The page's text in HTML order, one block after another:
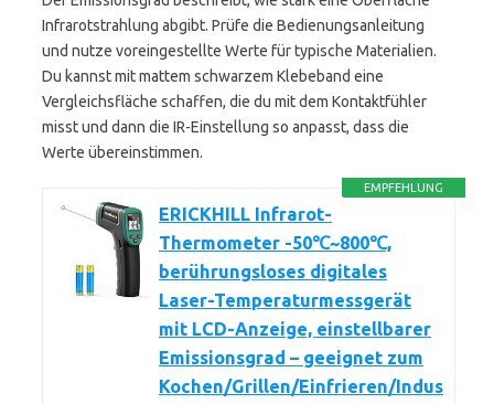
Infrarotstrahlung abgibt. Prüfe die Bedienungsanleitung
und nutze voreingestellte Werte für typische Materialien.
Du kannst mit mattem schwarzem Klebeband eine
Vergleichsfläche schaffen, die du mit dem Kontaktfühler
misst und dann die IR-Einstellung so anpasst, dass die
Werte übereinstimmen.
EMPFEHLUNG
ERICKHILL Infrarot-
Thermometer -50℃~800℃,
berührungsloses digitales
Laser-Temperaturmessgerät
mit LCD-Anzeige, einstellbarer
Emissionsgrad – geeignet zum
Kochen/Grillen/Einfrieren/Indus